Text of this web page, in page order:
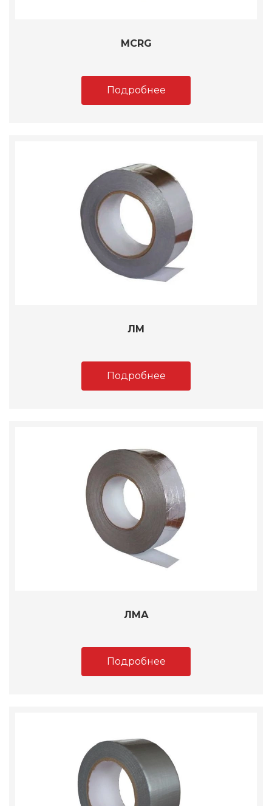
MCRG
Подробнее
ЛМ
Подробнее
ЛМА
Подробнее